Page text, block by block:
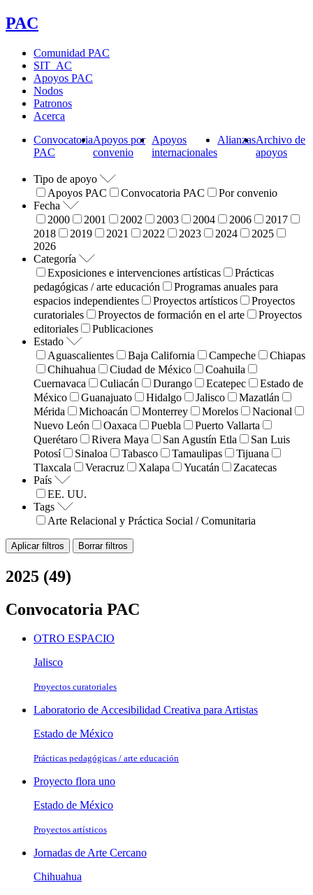
PAC
Comunidad PAC
SIT_AC
Apoyos PAC
Nodos
Patronos
Acerca
Convocatoria
PAC
Apoyos por
convenio
Apoyos
internacionales
AlianzasArchivo de
apoyos
Tipo de apoyo
Apoyos PAC
Convocatoria PAC
Por convenio
Fecha
2000
2001 2002 2003 2004 2006
2017
2018
2019 2021 2022 2023 2024
2025
2026
Categoría
Exposiciones e intervenciones artísticas
Prácticas
pedagógicas / arte educación
Programas anuales para
espacios independientes
Proyectos artísticos
Proyectos
curatoriales
Proyectos de formación en el arte
Proyectos
editoriales
Publicaciones
Estado
Aguascalientes
Baja California Campeche
Chiapas
Chihuahua
Ciudad de México
Coahuila
Cuernavaca
Culiacán Durango Ecatepec
Estado de
México
Guanajuato Hidalgo Jalisco
Mazatlán
Mérida
Michoacán Monterrey Morelos
Nacional
Nuevo León
Oaxaca Puebla
Puerto Vallarta
Querétaro
Rivera Maya San Agustín Etla
San Luis
Potosí
Sinaloa Tabasco Tamaulipas
Tijuana
Tlaxcala
Veracruz Xalapa Yucatán
Zacatecas
País
EE. UU.
Tags
Arte Relacional y Práctica Social / Comunitaria
Aplicar filtros Borrar filtros
2025 (49)
Convocatoria PAC
OTRO ESPACIO
Jalisco
Proyectos curatoriales
Laboratorio de Accesibilidad Creativa para Artistas
Estado de México
Prácticas pedagógicas / arte educación
Proyecto flora uno
Estado de México
Proyectos artísticos
Jornadas de Arte Cercano
Chihuahua